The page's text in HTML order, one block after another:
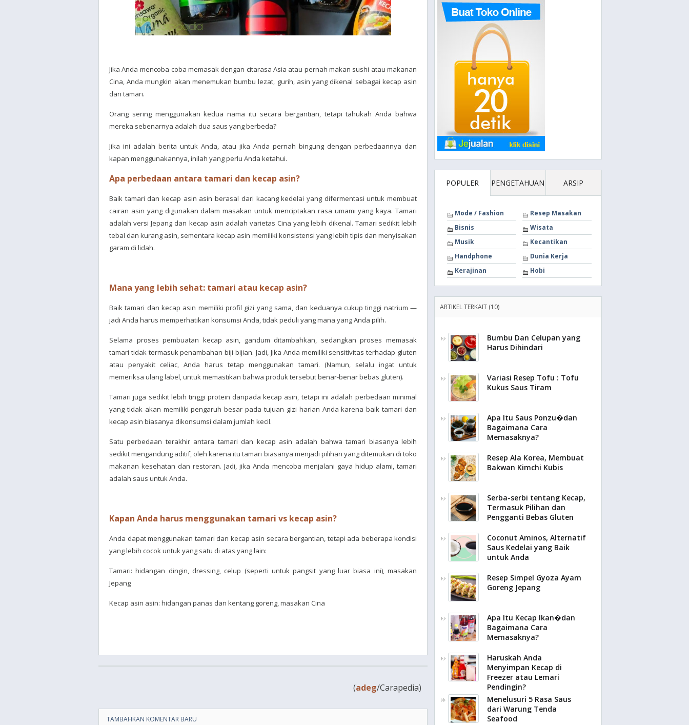
Jika Anda mencoba-coba memasak dengan citarasa Asia atau pernah makan sushi atau makanan
Cina, Anda mungkin akan menemukan bumbu lezat, gurih, asin yang dikenal sebagai kecap asin
dan tamari.
Orang sering menggunakan kedua nama itu secara bergantian, tetapi tahukah Anda bahwa
mereka sebenarnya adalah dua saus yang berbeda?
Jika ini adalah berita untuk Anda, atau jika Anda pernah bingung dengan perbedaannya dan
kapan menggunakannya, inilah yang perlu Anda ketahui.
Apa perbedaan antara tamari dan kecap asin?
Baik tamari dan kecap asin asin berasal dari kacang kedelai yang difermentasi untuk membuat
cairan asin yang digunakan dalam masakan untuk menciptakan rasa umami yang kaya. Tamari
adalah versi Jepang dan kecap asin adalah varietas Cina yang lebih dikenal. Tamari sedikit lebih
tebal dan kurang asin, sementara kecap asin memiliki konsistensi yang lebih tipis dan menyisakan
garam di lidah.
Mana yang lebih sehat: tamari atau kecap asin?
Baik tamari dan kecap asin memiliki profil gizi yang sama, dan keduanya cukup tinggi natrium —
jadi Anda harus memperhatikan konsumsi Anda, tidak peduli yang mana yang Anda pilih.
Selama proses pembuatan kecap asin, gandum ditambahkan, sedangkan proses memasak
tamari tidak termasuk penambahan biji-bijian. Jadi, Jika Anda memiliki sensitivitas terhadap gluten
atau penyakit celiac, Anda harus tetap menggunakan tamari. (Namun, selalu ingat untuk
memeriksa ulang label, untuk memastikan bahwa produk tersebut benar-benar bebas gluten).
Tamari juga sedikit lebih tinggi protein daripada kecap asin, tetapi ini adalah perbedaan minimal
yang tidak akan memiliki pengaruh besar pada tujuan gizi harian Anda karena baik tamari dan
kecap asin biasanya dikonsumsi dalam jumlah kecil.
Satu perbedaan terakhir antara tamari dan kecap asin adalah bahwa tamari biasanya lebih
sedikit mengandung aditif, oleh karena itu tamari biasanya menjadi pilihan yang ditemukan di toko
makanan kesehatan dan restoran. Jadi, jika Anda mencoba menjalani gaya hidup alami, tamari
adalah saus untuk Anda.
Kapan Anda harus menggunakan tamari vs kecap asin?
Anda dapat menggunakan tamari dan kecap asin secara bergantian, tetapi ada beberapa kondisi
yang lebih cocok untuk yang satu di atas yang lain:
Tamari: hidangan dingin, dressing, celup (seperti untuk pangsit yang luar biasa ini), masakan
Jepang
Kecap asin asin: hidangan panas dan kentang goreng, masakan Cina
(adeg/Carapedia)
TAMBAHKAN KOMENTAR BARU
POPULER PENGETAHUAN ARSIP
Mode / Fashion
Resep Masakan
Bisnis
Wisata
Musik
Kecantikan
Handphone
Dunia Kerja
Kerajinan
Hobi
ARTIKEL TERKAIT (10)
Bumbu Dan Celupan yang
Harus Dihindari
Variasi Resep Tofu : Tofu
Kukus Saus Tiram
Apa Itu Saus Ponzu�dan
Bagaimana Cara
Memasaknya?
Resep Ala Korea, Membuat
Bakwan Kimchi Kubis
Serba-serbi tentang Kecap,
Termasuk Pilihan dan
Pengganti Bebas Gluten
Coconut Aminos, Alternatif
Saus Kedelai yang Baik
untuk Anda
Resep Simpel Gyoza Ayam
Goreng Jepang
Apa Itu Kecap Ikan�dan
Bagaimana Cara
Memasaknya?
Haruskah Anda
Menyimpan Kecap di
Freezer atau Lemari
Pendingin?
Menelusuri 5 Rasa Saus
dari Warung Tenda
Seafood